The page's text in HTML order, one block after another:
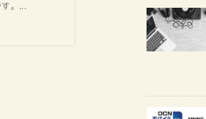
。...